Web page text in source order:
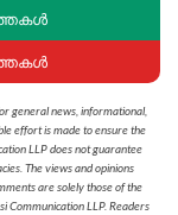
general news, informational,
effort is made to ensure the
LLP does not guarantee
The views and opinions
are solely those of the
Communication LLP. Readers